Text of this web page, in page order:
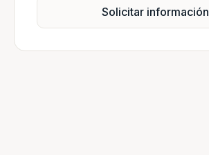
Solicitar información